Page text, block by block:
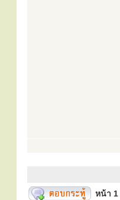
หน้า 1